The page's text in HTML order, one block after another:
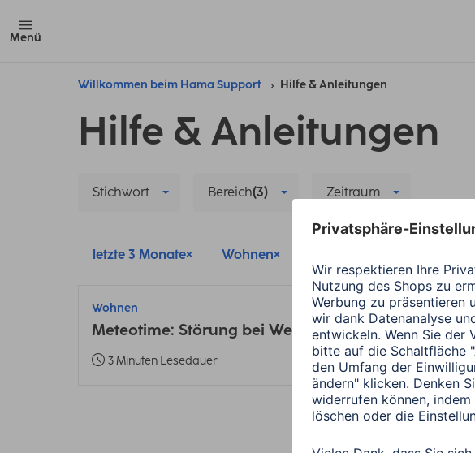
Menü
Willkommen beim Hama Support Hilfe & Anleitungen
Hilfe & Anleitungen
Stichwort Bereich(3) Zeitraum
letzte 3 Monate Wohnen
Wohnen
Meteotime: Störung bei Wettervorhersage
3 Minuten Lesedauer